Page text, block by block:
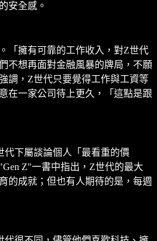
安全感。
「擁有可靠的工作收入，對Z世代
不想再面對金融風暴的牌局，不願
調，Z世代只要覺得工作與工資等
在一家公司待上更久，「這點是跟
代下屬談論個人「最看重的價
Z"一書中指出，Z世代的最大
的成就；但也有人期待的是，每週